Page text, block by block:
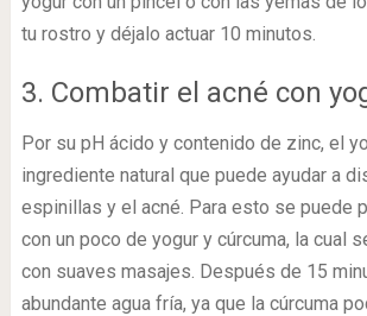
tu rostro y déjalo actuar 10 minutos.
3. Combatir el acné con
Por su pH ácido y contenido de zinc, el
ingrediente natural que puede ayudar a
espinillas y el acné. Para esto se puede
con un poco de yogur y cúrcuma, la cual
con suaves masajes. Después de 15
abundante agua fría, ya que la cúrcuma